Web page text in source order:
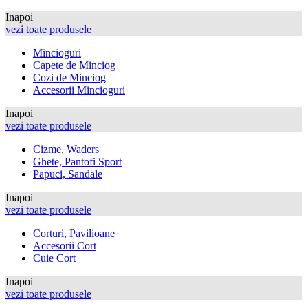
Inapoi
vezi toate produsele
Mincioguri
Capete de Minciog
Cozi de Minciog
Accesorii Mincioguri
Inapoi
vezi toate produsele
Cizme, Waders
Ghete, Pantofi Sport
Papuci, Sandale
Inapoi
vezi toate produsele
Corturi, Pavilioane
Accesorii Cort
Cuie Cort
Inapoi
vezi toate produsele